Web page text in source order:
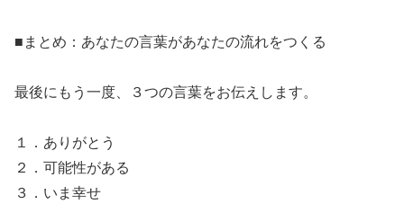
​■まとめ：あなたの言葉があなたの流れをつくる
​最後にもう一度、３つの言葉をお伝えします。
​１．ありがとう
​２．可能性がある
​３．いま幸せ